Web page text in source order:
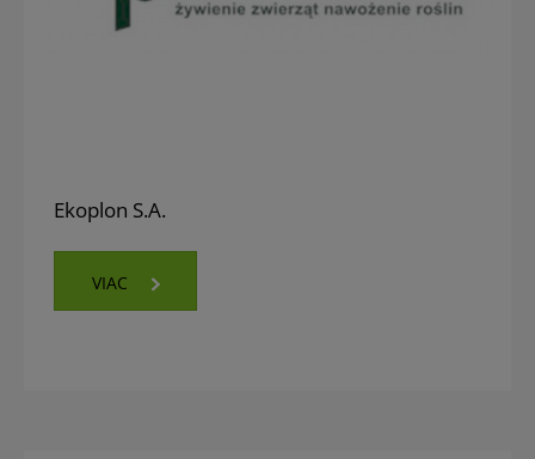
Ekoplon S.A.
VIAC